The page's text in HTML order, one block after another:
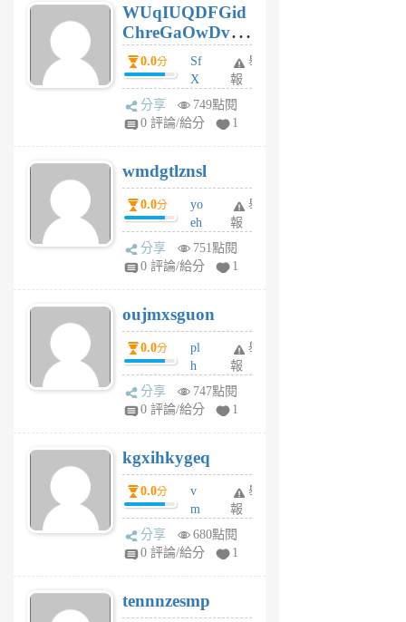
個
月
前
WUqIUQDFGid
ChreGaOwDv
dY0.0分
Sf
X
Pe
Jc
R
P
m
v
A
V
個
月
前
舉
報
分享
749點閱
0 評論/給分
1
wmdgtlznsl
0.0分
yo
eh
ld
gy
個
月
前
舉
報
分享
751點閱
0 評論/給分
1
oujmxsguon
0.0分
pl
h
wi
w
6
個
月
前
舉
報
分享
747點閱
0 評論/給分
1
kgxihkygeq
0.0分
v
m
sg
sr
6
個
舉
報
分享
680點閱
0 評論/給分
1
tennnzesmp